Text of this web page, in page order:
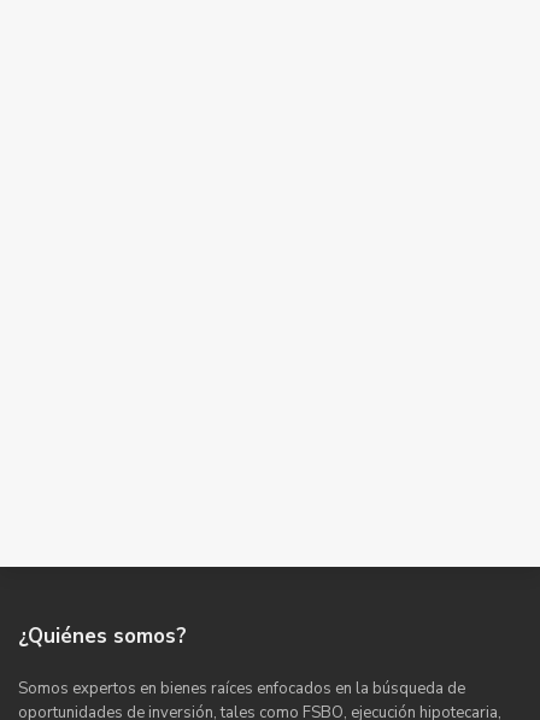
¿Quiénes somos?
Somos expertos en bienes raíces enfocados en la búsqueda de
oportunidades de inversión, tales como FSBO, ejecución hipotecaria,